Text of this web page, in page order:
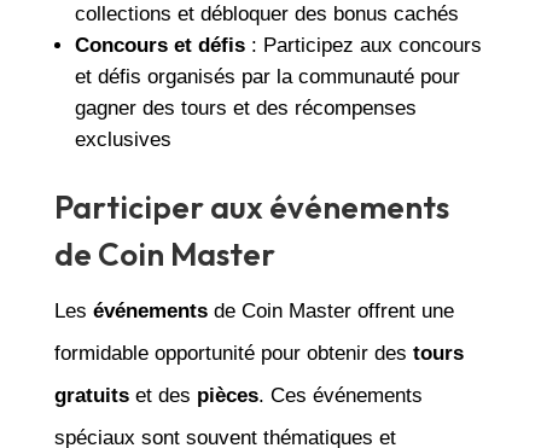
collections et débloquer des bonus cachés
Concours et défis: Participez aux concours
et défis organisés par la communauté pour
gagner des tours et des récompenses
exclusives
Participer aux événements
de Coin Master
Les événementsde Coin Master offrent une
formidable opportunité pour obtenir des tours
gratuitset des pièces. Ces événements
spéciaux sont souvent thématiques et